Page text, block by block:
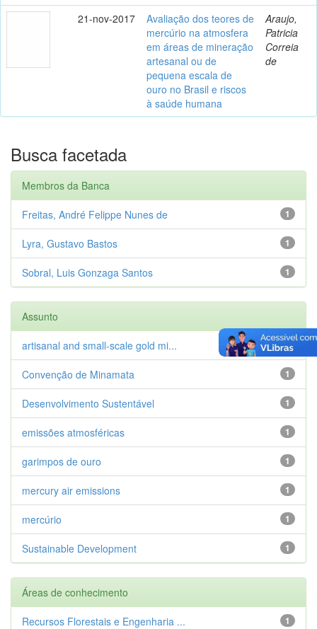
21-nov-2017
Avaliação dos teores de
mercúrio na atmosfera
em áreas de mineração
artesanal ou de
pequena escala de
ouro no Brasil e riscos
à saúde humana
Araujo,
Patricia
Correia
de
Busca facetada
Membros da Banca
1
Freitas, André Felippe Nunes de
1
Lyra, Gustavo Bastos
1
Sobral, Luis Gonzaga Santos
Assunto
1
artisanal and small-scale gold mi...
1
Convenção de Minamata
1
Desenvolvimento Sustentável
1
emissões atmosféricas
1
garimpos de ouro
1
mercury air emissions
1
mercúrio
1
Sustainable Development
Áreas de conhecimento
1
Recursos Florestais e Engenharia ...